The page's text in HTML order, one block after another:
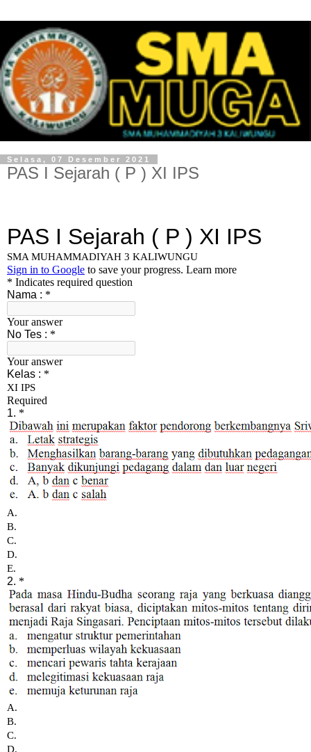
Selasa, 07 Desember 2021
PAS I Sejarah ( P ) XI IPS